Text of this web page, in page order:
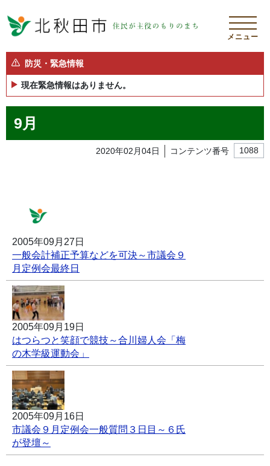
メニュー
防災・緊急情報
現在緊急情報はありません。
9月
2020年02月04日 コンテンツ番号 1088
2005年09月27日
一般会計補正予算などを可決～市議会９
月定例会最終日
2005年09月19日
はつらつと笑顔で競技～合川婦人会「梅
の木学級運動会」
2005年09月16日
市議会９月定例会一般質問３日目～６氏
が登壇～